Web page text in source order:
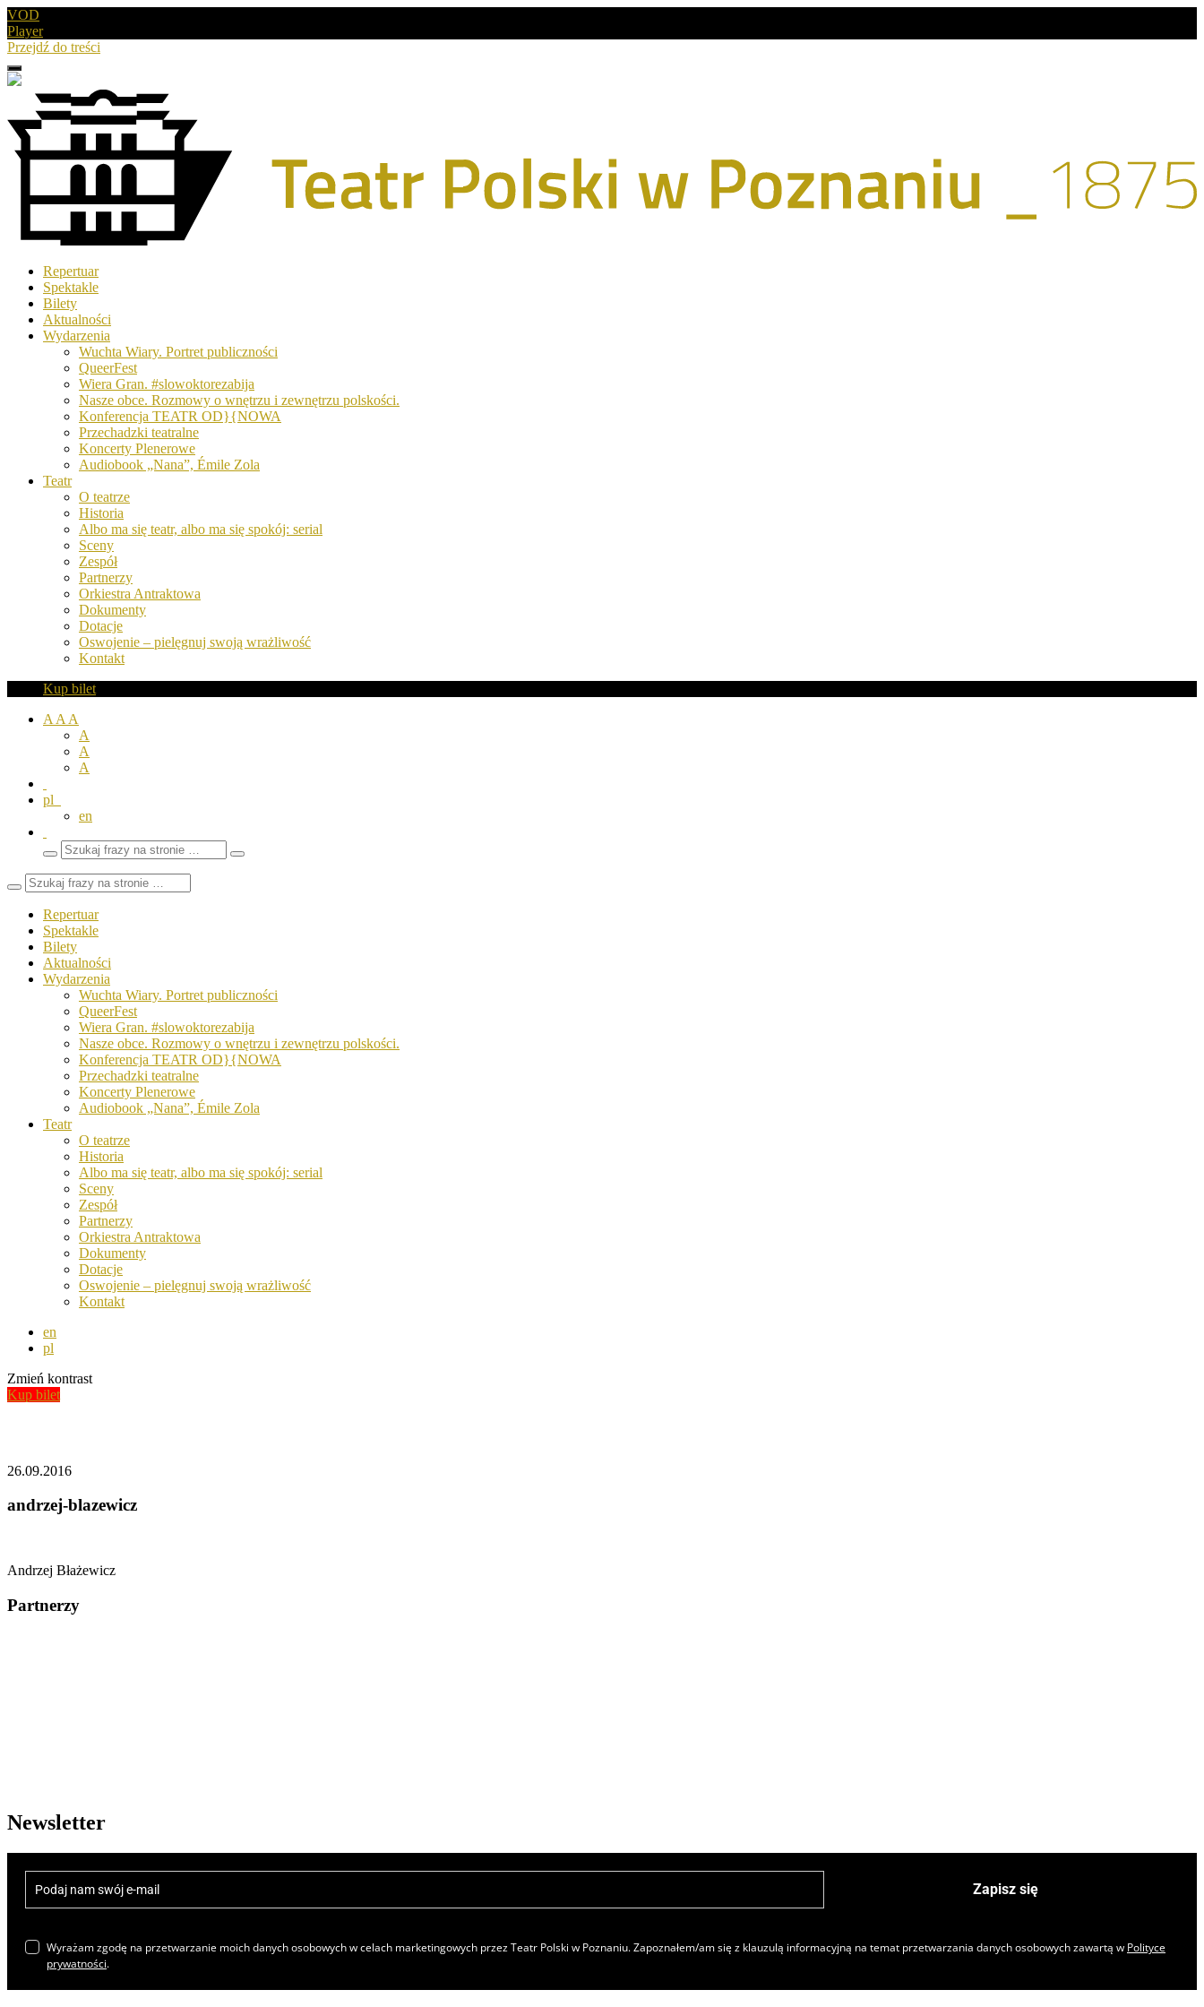
VOD
Player
Przejdź do treści
Menu
Drugie
Teatr
Polski
Poznaniu
Repertuar
Spektakle
Bilety
Aktualności
Wydarzenia
Wuchta Wiary. Portret publiczności
QueerFest
Wiera Gran. #slowoktorezabija
Nasze obce. Rozmowy o wnętrzu i zewnętrzu polskości.
Konferencja TEATR OD}{NOWA
Przechadzki teatralne
Koncerty Plenerowe
Audiobook „Nana”, Émile Zola
Teatr
O teatrze
Historia
Albo ma się teatr, albo ma się spokój: serial
Sceny
Zespół
Partnerzy
Orkiestra Antraktowa
Dokumenty
Dotacje
Oswojenie – pielęgnuj swoją wrażliwość
Kontakt
Kup bilet
A A A
A
A
A
pl
en
Wyszukaj
frazy
Zamknij
Repertuar
Spektakle
Bilety
Aktualności
Wydarzenia
Wuchta Wiary. Portret publiczności
QueerFest
Wiera Gran. #slowoktorezabija
Nasze obce. Rozmowy o wnętrzu i zewnętrzu polskości.
Konferencja TEATR OD}{NOWA
Przechadzki teatralne
Koncerty Plenerowe
Audiobook „Nana”, Émile Zola
Teatr
O teatrze
Historia
Albo ma się teatr, albo ma się spokój: serial
Sceny
Zespół
Partnerzy
Orkiestra Antraktowa
Dokumenty
Dotacje
Oswojenie – pielęgnuj swoją wrażliwość
Kontakt
en
pl
Zmień kontrast
Kup bilet
26.09.2016
andrzej-blazewicz
Andrzej Błażewicz
Partnerzy
Newsletter
Zapisz się
Wyrażam zgodę na przetwarzanie moich danych osobowych w celach marketingowych przez Teatr Polski w Poznaniu. Zapoznałem/am się z klauzulą informacyjną na temat przetwarzania danych osobowych zawartą w Polityce
prywatności.